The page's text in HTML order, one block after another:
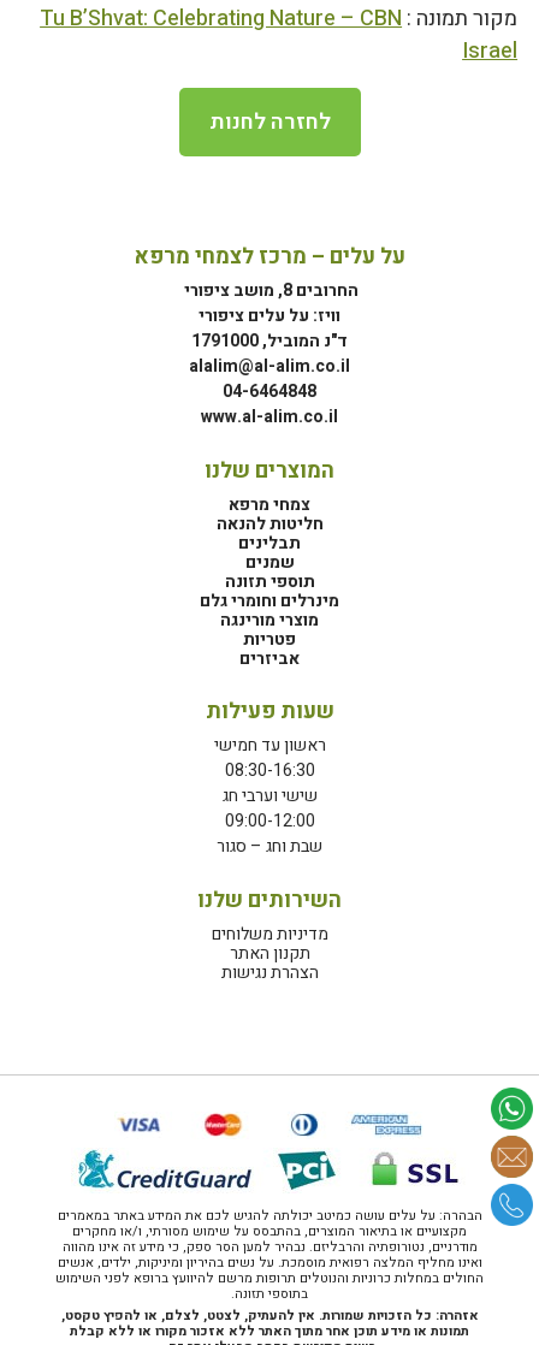
מקור תמונה :Tu B’Shvat: Celebrating Nature – CBN
Israel
לחזרה לחנות
על עלים – מרכז לצמחי מרפא
החרובים 8, מושב ציפורי
וויז: על עלים ציפורי
ד"נ המוביל, 1791000
alalim@al-alim.co.il
04-6464848
www.al-alim.co.il
המוצרים שלנו
צמחי מרפא
חליטות להנאה
תבלינים
שמנים
תוספי תזונה
מינרלים וחומרי גלם
מוצרי מורינגה
פטריות
אביזרים
שעות פעילות
ראשון עד חמישי
08:30-16:30
שישי וערבי חג
09:00-12:00
שבת וחג – סגור
השירותים שלנו
מדיניות משלוחים
תקנון האתר
הצהרת נגישות
הבהרה: על עלים עושה כמיטב יכולתה להגיש לכם את המידע באתר במאמרים
מקצועיים או בתיאור המוצרים, בהתבסס על שימוש מסורתי, ו/או מחקרים
מודרניים, נטורופתיה והרבליזם. נבהיר למען הסר ספק, כי מידע זה אינו מהווה
ואינו מחליף המלצה רפואית מוסמכת. על נשים בהיריון ומיניקות, ילדים, אנשים
החולים במחלות כרוניות והנוטלים תרופות מרשם להיוועץ ברופא לפני השימוש
בתוספי תזונה.
אזהרה: כל הזכויות שמורות. אין להעתיק, לצטט, לצלם, או להפיץ טקסט,
תמונות או מידע תוכן אחר מתוך האתר ללא אזכור מקורו או ללא קבלת